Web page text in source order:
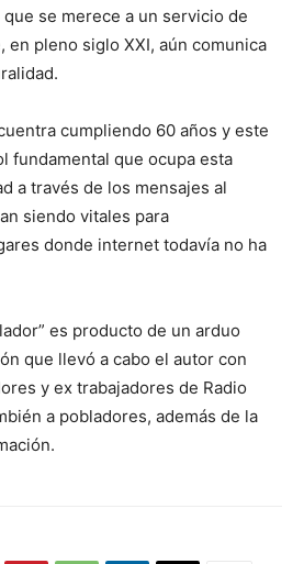
se merece a un servicio de
en pleno siglo XXI, aún comunica
cumpliendo 60 años y este
fundamental que ocupa esta
a través de los mensajes al
siendo vitales para
donde internet todavía no ha
es producto de un arduo
que llevó a cabo el autor con
y ex trabajadores de Radio
a pobladores, además de la